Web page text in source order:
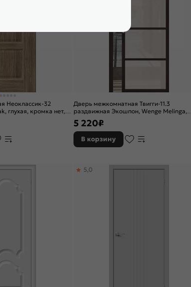
Неоклассик-32
глухая, кромка нет,
Дверь межкомнатная Твигги-11.3
раздвижная Экошпон, Wenge Melinga,
остекленная, magic fog, царговая
5 220₽
В корзину
5,0